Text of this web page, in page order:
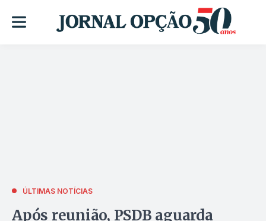
ÚLTIMAS NOTÍCIAS
Após reunião, PSDB aguarda